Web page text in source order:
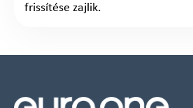
frissítése zajlik.